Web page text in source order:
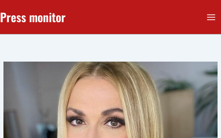
до
Press monitor